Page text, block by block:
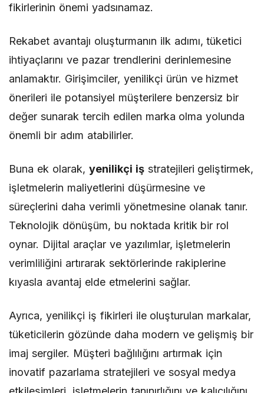
fikirlerinin önemi yadsınamaz.
Rekabet avantajı oluşturmanın ilk adımı, tüketici
ihtiyaçlarını ve pazar trendlerini derinlemesine
anlamaktır. Girişimciler, yenilikçi ürün ve hizmet
önerileri ile potansiyel müşterilere benzersiz bir
değer sunarak tercih edilen marka olma yolunda
önemli bir adım atabilirler.
Buna ek olarak, yenilikçi işstratejileri geliştirmek,
işletmelerin maliyetlerini düşürmesine ve
süreçlerini daha verimli yönetmesine olanak tanır.
Teknolojik dönüşüm, bu noktada kritik bir rol
oynar. Dijital araçlar ve yazılımlar, işletmelerin
verimliliğini artırarak sektörlerinde rakiplerine
kıyasla avantaj elde etmelerini sağlar.
Ayrıca, yenilikçi iş fikirleri ile oluşturulan markalar,
tüketicilerin gözünde daha modern ve gelişmiş bir
imaj sergiler. Müşteri bağlılığını artırmak için
inovatif pazarlama stratejileri ve sosyal medya